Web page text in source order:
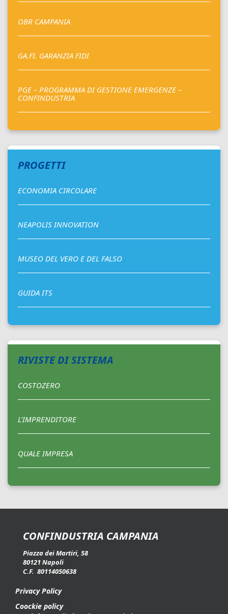
OBR CAMPANIA
GA.FI. GARANZIA FIDI
PGE – PROGRAMMA DI GESTIONE EMERGENZE –
CONFINDUSTRIA
PROGETTI
ECONOMIA CIRCOLARE
NEAPOLIS INNOVATION
MUSEO DEL VERO E DEL FALSO
GUIDA ITS
RIVISTE DI SISTEMA
COSTOZERO
L'IMPRENDITORE
QUALE IMPRESA
CONFINDUSTRIA CAMPANIA
Piazza dei Martiri, 58
80121 Napoli
C.F. 80114050638
Privacy Policy
Coockie policy